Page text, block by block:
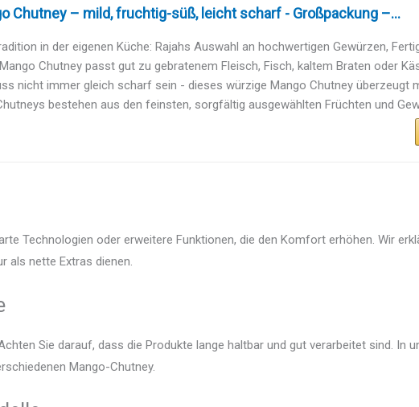
Chutney – mild, fruchtig-süß, leicht scharf - Großpackung –...
in der eigenen Küche: Rajahs Auswahl an hochwertigen Gewürzen,
Chutney passt gut zu gebratenem Fleisch, Fisch, kaltem Braten oder
nicht immer gleich scharf sein - dieses würzige Mango Chutney überzeugt
bestehen aus den feinsten, sorgfältig ausgewählten Früchten und
Technologien oder erweitere Funktionen, die den Komfort erhöhen. Wir
als nette Extras dienen.
Sie darauf, dass die Produkte lange haltbar und gut verarbeitet sind. In
Mango-Chutney.